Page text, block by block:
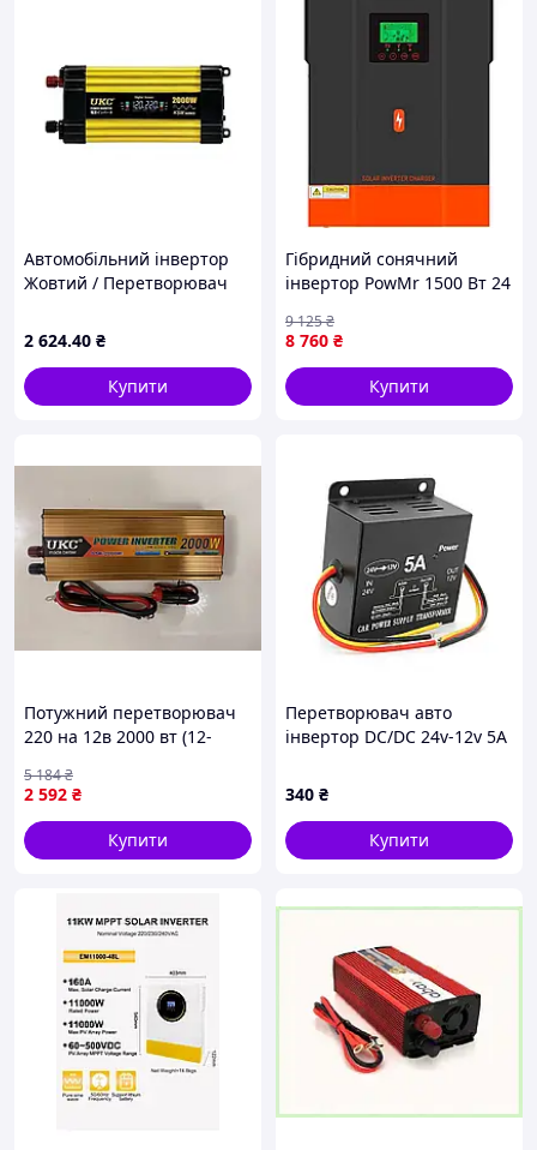
Автомобільний інвертор
Жовтий / Перетворювач
2хUSB від PandaToys
2 624.40 ₴
Купити
Гібридний сонячний
інвертор PowMr 1500 Вт 24
В, Max CH 80A, AC 40A)
8 760 ₴
9 125₴
Купити
Потужний перетворювач
220 на 12в 2000 вт (12-
перетворювач з 12 вольт
на 220в від акумулятора,
CQS
2 592 ₴
5 184₴
Купити
Перетворювач авто
інвертор DC/DC 24v-12v 5A
340 ₴
Купити